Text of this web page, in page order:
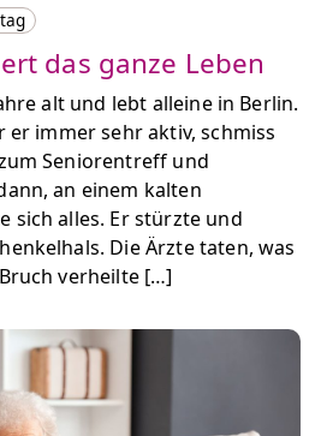
das ganze Leben
alt und lebt alleine in Berlin.
er immer sehr aktiv, schmiss
Seniorentreff und
an einem kalten
sich alles. Er stürzte und
Die Ärzte taten, was
verheilte […]